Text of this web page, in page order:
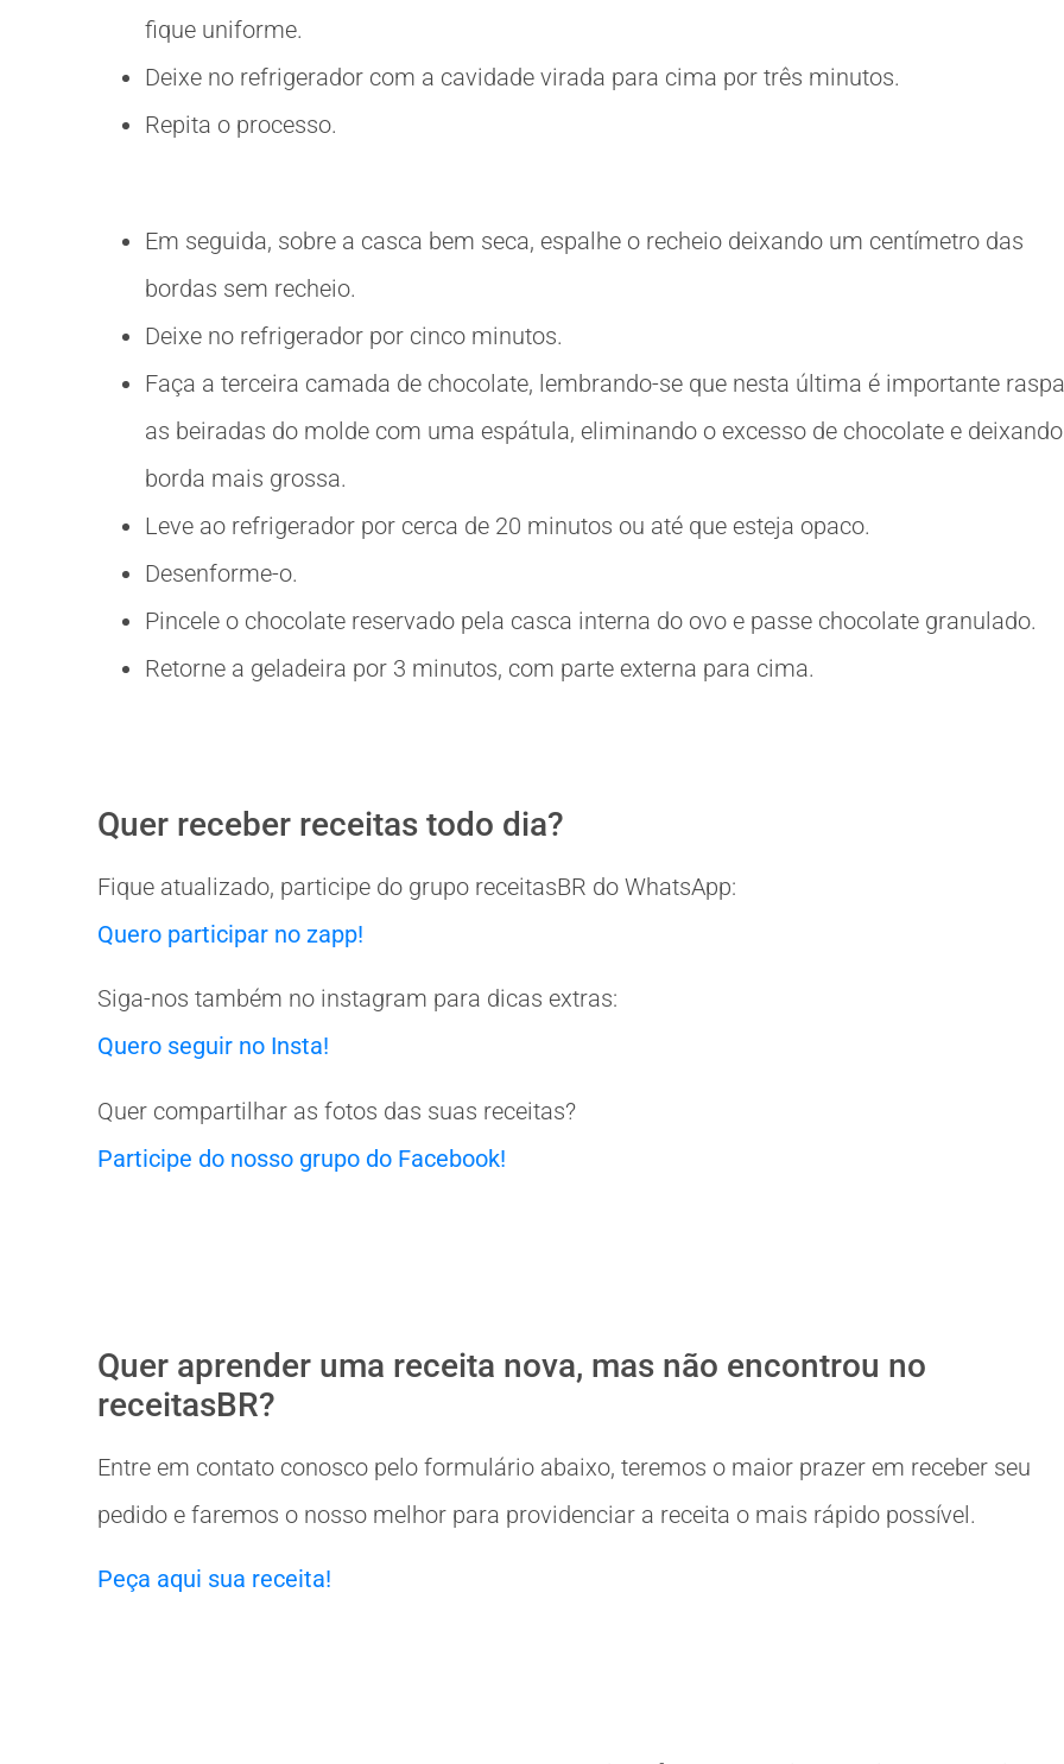
fique uniforme.
Deixe no refrigerador com a cavidade virada para cima por três minutos.
Repita o processo.
Em seguida, sobre a casca bem seca, espalhe o recheio deixando um centímetro das
bordas sem recheio.
Deixe no refrigerador por cinco minutos.
Faça a terceira camada de chocolate, lembrando-se que nesta última é importante
as beiradas do molde com uma espátula, eliminando o excesso de chocolate e
borda mais grossa.
Leve ao refrigerador por cerca de 20 minutos ou até que esteja opaco.
Desenforme-o.
Pincele o chocolate reservado pela casca interna do ovo e passe chocolate granulado.
Retorne a geladeira por 3 minutos, com parte externa para cima.
Quer receber receitas todo dia?
Fique atualizado, participe do grupo receitasBR do WhatsApp:
Quero participar no zapp!
Siga-nos também no instagram para dicas extras:
Quero seguir no Insta!
Quer compartilhar as fotos das suas receitas?
Participe do nosso grupo do Facebook!
Quer aprender uma receita nova, mas não encontrou no
receitasBR?
Entre em contato conosco pelo formulário abaixo, teremos o maior prazer em receber seu
pedido e faremos o nosso melhor para providenciar a receita o mais rápido possível.
Peça aqui sua receita!